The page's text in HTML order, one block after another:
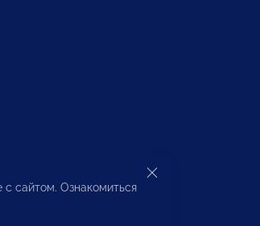
сайтом. Ознакомиться